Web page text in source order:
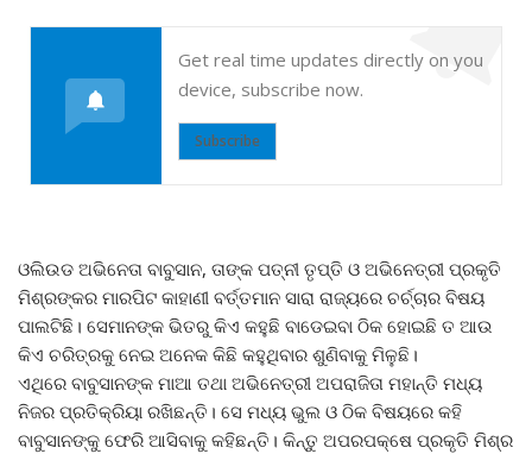
Get real time updates directly on you
device, subscribe now.
Subscribe
ଓଲିଉଡ ଅଭିନେତା ବାବୁସାନ, ତାଙ୍କ ପତ୍ନୀ ତୃପ୍ତି ଓ ଅଭିନେତ୍ରୀ ପ୍ରକୃତି
ମିଶ୍ରଙ୍କର ମାରପିଟ କାହାଣୀ ବର୍ତ୍ତମାନ ସାରା ରାଜ୍ୟରେ ଚର୍ଚ୍ଚାର ବିଷୟ
ପାଲଟିଛି। ସେମାନଙ୍କ ଭିତରୁ କିଏ କହୁଛି ବାଡେଇବା ଠିକ ହୋଇଛି ତ ଆଉ
କିଏ ଚରିତ୍ରକୁ ନେଇ ଅନେକ କିଛି କହୁଥିବାର ଶୁଣିବାକୁ ମିଳୁଛି।
ଏଥିରେ ବାବୁସାନଙ୍କ ମାଆ ତଥା ଅଭିନେତ୍ରୀ ଅପରାଜିତା ମହାନ୍ତି ମଧ୍ୟ
ନିଜର ପ୍ରତିକ୍ରିୟା ରଖିଛନ୍ତି। ସେ ମଧ୍ୟ ଭୁଲ ଓ ଠିକ ବିଷୟରେ କହି
ବାବୁସାନଙ୍କୁ ଫେରି ଆସିବାକୁ କହିଛନ୍ତି। କିନ୍ତୁ ଅପରପକ୍ଷେ ପ୍ରକୃତି ମିଶ୍ର